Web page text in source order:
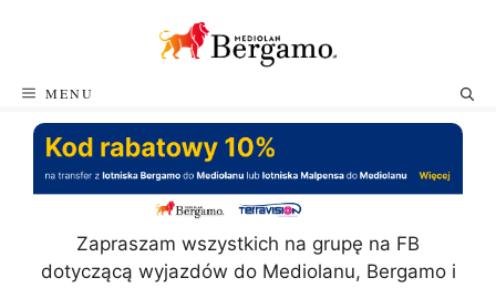
MENU
Zapraszam wszystkich na grupę na FB
dotyczącą wyjazdów do Mediolanu, Bergamo i